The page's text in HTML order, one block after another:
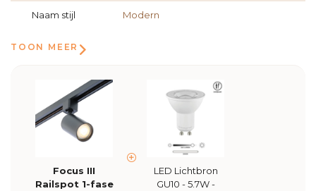
Naam stijl Modern
TOON MEER
Focus III
Railspot 1-fase
LED Lichtbron
GU10 - 5.7W -